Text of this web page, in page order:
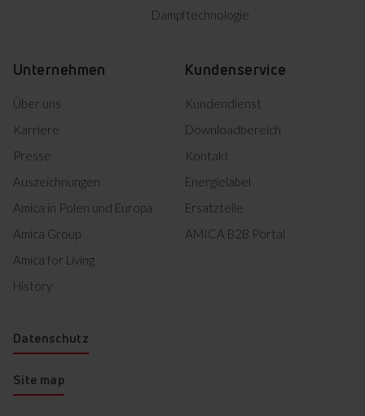
Dampftechnologie
Unternehmen
Über uns
Karriere
Presse
Auszeichnungen
Amica in Polen und Europa
Amica Group
Amica for Living
History
Kundenservice
Kundendienst
Downloadbereich
Kontakt
Energielabel
Ersatzteile
AMICA B2B Portal
Datenschutz
Site map